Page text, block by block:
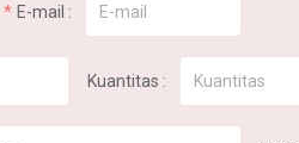
E-mail :
Kuantitas :